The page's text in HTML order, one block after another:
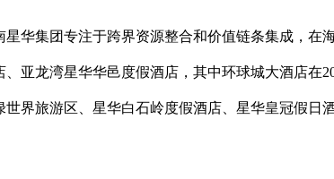
华集团专注于跨界资源整合和价值链条集成，
亚龙湾星华华邑度假酒店，其中环球城大酒店
界旅游区、星华白石岭度假酒店、星华皇冠假日